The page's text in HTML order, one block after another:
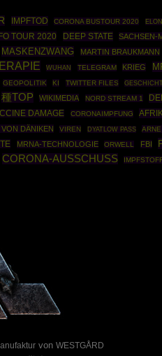
IMPFTOD CORONA BUSTOUR 2020
TOUR 2020 DEEP STATE SACHSEN-
MASKENZWANG MARTIN BRAUKMANN
WUHAN TELEGRAM KRIEG
GEOPOLITIK KI TWITTER FILES
種TOP WIKIMEDIA NORD STREAM 1
DAMAGE CORONAIMPFUNG
DÄNIKEN VIREN DYATLOW PASS
MRNA-TECHNOLOGIE ORWELL FBI
CORONA-AUSSCHUSS
von WESTGÅRD